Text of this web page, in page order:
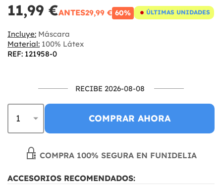
11,99 €ANTES29,99 € 60% ÚLTIMAS UNIDADES
Incluye: Máscara
Material: 100% Látex
REF: 121958-0
RECIBE 2026-08-08
COMPRAR AHORA
COMPRA 100% SEGURA EN FUNIDELIA
ACCESORIOS RECOMENDADOS: